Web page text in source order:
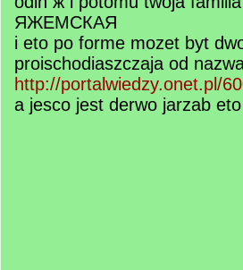
ЯЖЕМСКАЯ
i eto po forme mozet byt
proischodiaszczaja od
http://portalwiedzy.onet.pl/
a jesco jest derwo jarzab